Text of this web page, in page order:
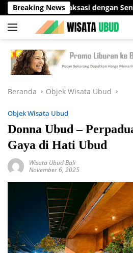
Langsung
ke
konten
Breaking News
Relaksasi dengan Sentuhan
Beranda Objek Wisata Ubud
Objek Wisata Ubud
Donna Ubud –
Gaya di Hati Ubud
Wisata Ubud Bali
November 6, 2025